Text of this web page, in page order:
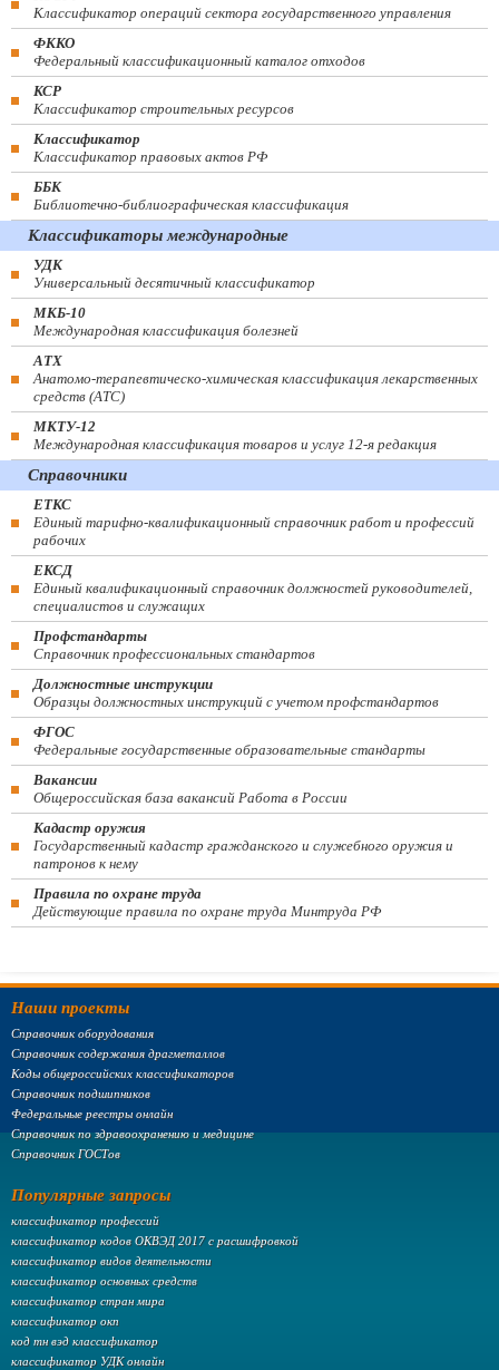
Классификатор операций сектора государственного управления
ФККО
Федеральный классификационный каталог отходов
КСР
Классификатор строительных ресурсов
Классификатор
Классификатор правовых актов РФ
ББК
Библиотечно-библиографическая классификация
Классификаторы международные
УДК
Универсальный десятичный классификатор
МКБ-10
Международная классификация болезней
АТХ
Анатомо-терапевтическо-химическая классификация лекарственных
средств (ATC)
МКТУ-12
Международная классификация товаров и услуг 12-я редакция
Справочники
ЕТКС
Единый тарифно-квалификационный справочник работ и профессий
рабочих
ЕКСД
Единый квалификационный справочник должностей руководителей,
специалистов и служащих
Профстандарты
Справочник профессиональных стандартов
Должностные инструкции
Образцы должностных инструкций с учетом профстандартов
ФГОС
Федеральные государственные образовательные стандарты
Вакансии
Общероссийская база вакансий Работа в России
Кадастр оружия
Государственный кадастр гражданского и служебного оружия и
патронов к нему
Правила по охране труда
Действующие правила по охране труда Минтруда РФ
Наши проекты
Справочник оборудования
Справочник содержания драгметаллов
Коды общероссийских классификаторов
Справочник подшипников
Федеральные реестры онлайн
Справочник по здравоохранению и медицине
Справочник ГОСТов
Популярные запросы
классификатор профессий
классификатор кодов ОКВЭД 2017 с расшифровкой
классификатор видов деятельности
классификатор основных средств
классификатор стран мира
классификатор окп
код тн вэд классификатор
классификатор УДК онлайн